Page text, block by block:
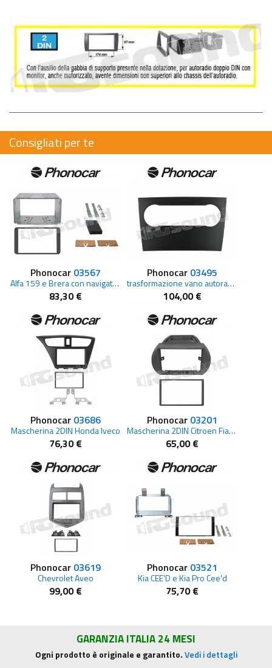
Consigliati per te
Phonocar 03567
Alfa 159 e Brera con navigatore originale
83,30 €
Phonocar 03495
trasformazione vano autoradio Mercedes da 1 a 2 Din
104,00 €
Phonocar 03686
Mascherina 2DIN Honda Iveco
76,30 €
Phonocar 03201
Mascherina 2DIN Citroen Fiat Peugeot
65,00 €
Phonocar 03619
Chevrolet Aveo
99,00 €
Phonocar 03521
Kia CEE'D e Kia Pro Cee'd
75,70 €
GARANZIA ITALIA 24 MESI
Ogni prodotto è originale e garantito.Vedi i dettagli